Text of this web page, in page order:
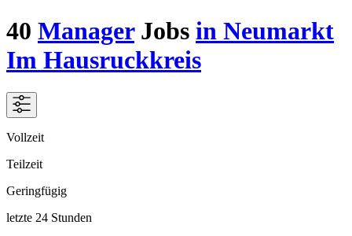
40 ManagerJobs in Neumarkt
Im Hausruckkreis
Vollzeit
Teilzeit
Geringfügig
letzte 24 Stunden